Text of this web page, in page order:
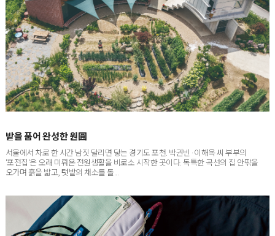
서울에서 차로 한 시간 남짓 달리면 닿는 경기도 포천. 박권빈·이해옥 씨 부부의
'포전집'은 오래 미뤄온 전원생활을 비로소 시작한 곳이다. 독특한 곡선의 집 안팎을
오가며 흙을 밟고, 텃밭의 채소를 돌...